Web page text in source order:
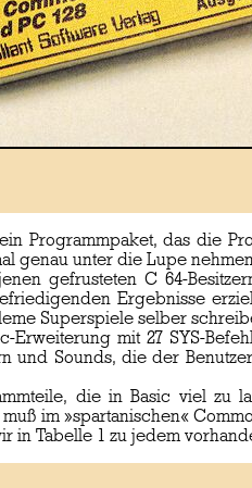
Programmpaket, das die
genau unter die Lupe
gefrusteten C 64-
Ergebnisse
Superspiele selber
Erweiterung mit 27 SYS-
und Sounds, die der
die in Basic viel
im »spartanischen«
Tabelle 1 zu jedem